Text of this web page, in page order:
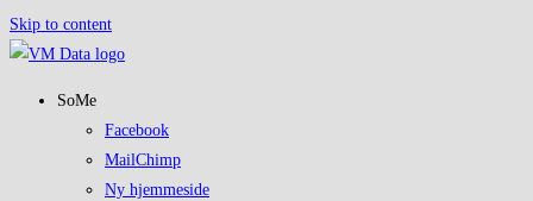
Skip to content
SoMe
Facebook
MailChimp
Ny hjemmeside